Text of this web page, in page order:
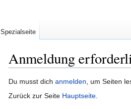
Anmeldung
Zur
Navigation
Zur
Suche
Du musst dich anmelden, um Seiten
Zurück zur Seite Hauptseite.
Spezialseite